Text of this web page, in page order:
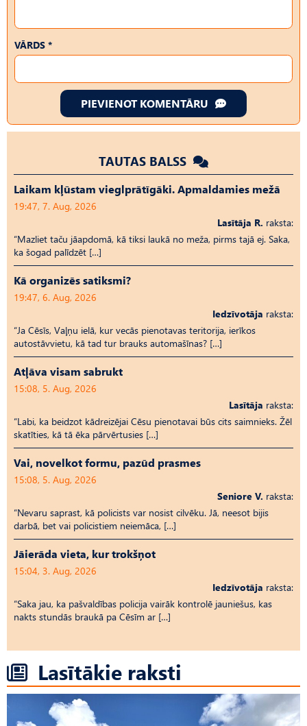
VĀRDS *
PIEVIENOT KOMENTĀRU
TAUTAS BALSS
Laikam kļūstam vieglprātīgāki. Apmaldamies mežā
19:47, 7. Aug, 2026
Lasītāja R. raksta:
“Mazliet taču jāapdomā, kā tiksi laukā no meža, pirms tajā ej. Saka,
ka šogad palīdzēt […]
Kā organizēs satiksmi?
19:47, 6. Aug, 2026
Iedzīvotāja raksta:
“Ja Cēsīs, Vaļņu ielā, kur vecās pienotavas teritorija, ierīkos
autostāvvietu, kā tad tur brauks automašīnas? […]
Atļāva visam sabrukt
15:08, 5. Aug, 2026
Lasītāja raksta:
“Labi, ka beidzot kādreizējai Cēsu pienotavai būs cits saimnieks. Žēl
skatīties, kā tā ēka pārvērtusies […]
Vai, novelkot formu, pazūd prasmes
15:08, 5. Aug, 2026
Seniore V. raksta:
“Nevaru saprast, kā policists var nosist cilvēku. Jā, neesot bijis
darbā, bet vai policistiem neiemāca, […]
Jāierāda vieta, kur trokšņot
15:04, 3. Aug, 2026
Iedzīvotāja raksta:
“Saka jau, ka pašvaldības policija vairāk kontrolē jauniešus, kas
nakts stundās braukā pa Cēsīm ar […]
Lasītākie raksti